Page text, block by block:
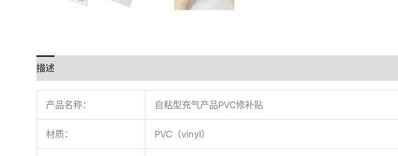
描述
产品名称： 自粘型充气产品PVC修补贴
材质： PVC（vinyl）